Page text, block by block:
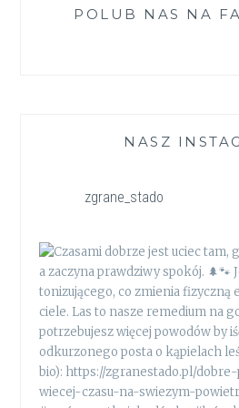
POLUB NAS NA
NASZ
zgrane_stado